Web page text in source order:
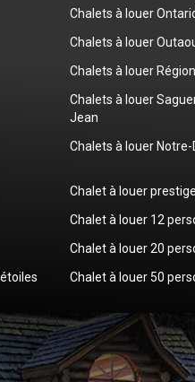
Chalets à louer
Chalets à louer
Chalets à louer
Chalets à louer
Jean
Chalets à louer
Chalet à louer
Chalet à louer 12
Chalet à louer 20
Chalet à louer 50